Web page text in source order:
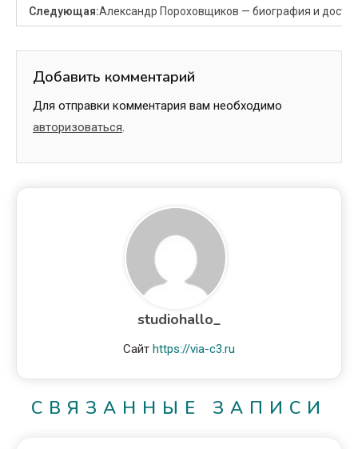
Следующая:Александр Пороховщиков — биография и
Добавить комментарий
Для отправки комментария вам необходимо
авторизоваться
studiohallo_
Сайт https://via-c3.ru
СВЯЗАННЫЕ ЗАПИСИ